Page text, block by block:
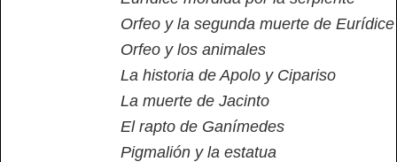
Orfeo y la segunda muerte de Eurídice
Orfeo y los animales
La historia de Apolo y Cipariso
La muerte de Jacinto
El rapto de Ganímedes
Pigmalión y la estatua